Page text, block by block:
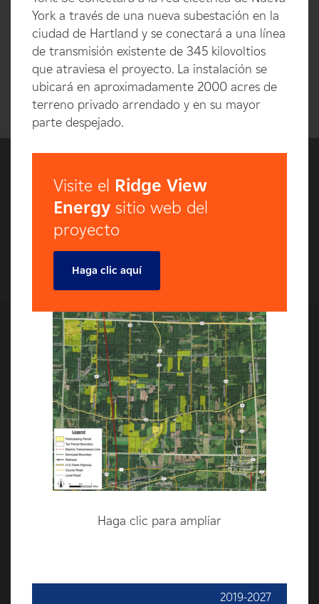
SOBRE NOSOTROS
¿Por qué EDF Power Solutions?
Quiénes somos
A quién servimos
Conoce a nuestro equipo
Declaraciones de la empresa
Responsabilidad social de las empresas
York a través de una nueva subestación en la
ciudad de Hartland y se conectará a una línea
de transmisión existente de 345 kilovoltios
que atraviesa el proyecto. La instalación se
ubicará en aproximadamente 2000 acres de
terreno privado arrendado y en su mayor
parte despejado.
Visite el Ridge View
Energy sitio web del
proyecto
Haga clic aquí
Haga clic para ampliar
2019-2027